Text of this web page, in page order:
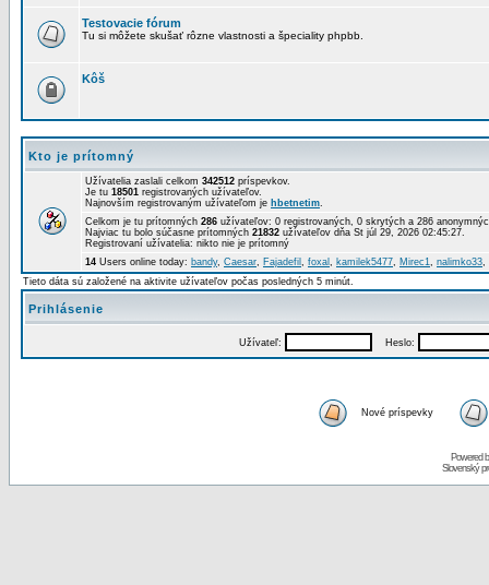
Testovacie fórum
Tu si môžete skušať rôzne vlastnosti a špeciality phpbb.
Kôš
Kto je prítomný
Užívatelia zaslali celkom 342512 príspevkov.
Je tu 18501 registrovaných užívateľov.
Najnovším registrovaným užívateľom je hbetnetim.
Celkom je tu prítomných 286 užívateľov: 0 registrovaných, 0 skrytých a 286
Najviac tu bolo súčasne prítomných 21832 užívateľov dňa St júl 29, 2026 02:45:27.
Registrovaní užívatelia: nikto nie je prítomný
14 Users online today: bandy, Caesar, Fajadefil , foxal , kamilek5477, Mirec1, nalimko33,
Tieto dáta sú založené na aktivite užívateľov počas posledných 5 minút.
Prihlásenie
Užívateľ: Heslo:
Nové príspevky
Powered
Slovenský